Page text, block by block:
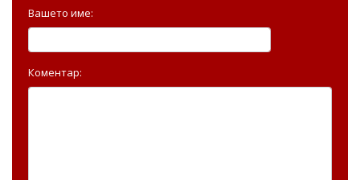
Вашето име:
Коментар: